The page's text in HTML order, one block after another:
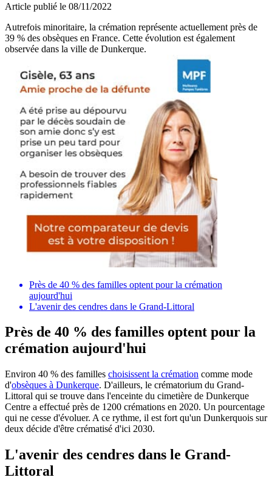
Article publié le 08/11/2022
Autrefois minoritaire, la crémation représente actuellement près de
39 % des obsèques en France. Cette évolution est également
observée dans la ville de Dunkerque.
Près de 40 % des familles optent pour la crémation
aujourd'hui
L'avenir des cendres dans le Grand-Littoral
Près de 40 % des familles optent pour la
crémation aujourd'hui
Environ 40 % des familles choisissent la crémation comme mode
d'obsèques à Dunkerque. D'ailleurs, le crématorium du Grand-
Littoral qui se trouve dans l'enceinte du cimetière de Dunkerque
Centre a effectué près de 1200 crémations en 2020. Un pourcentage
qui ne cesse d'évoluer. A ce rythme, il est fort qu'un Dunkerquois sur
deux décide d'être crématisé d'ici 2030.
L'avenir des cendres dans le Grand-
Littoral